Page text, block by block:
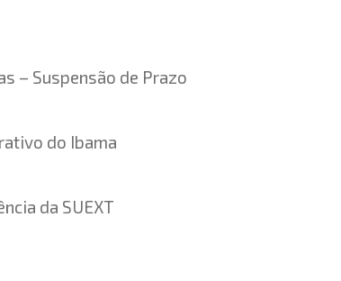
– Suspensão de Prazo
do Ibama
da SUEXT